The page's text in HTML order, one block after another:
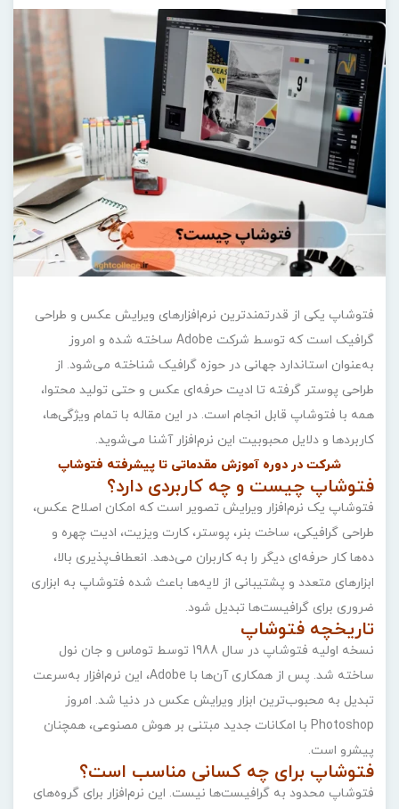
فتوشاپ یکی از قدرتمندترین نرم‌افزارهای ویرایش عکس و طراحی
گرافیک است که توسط شرکت Adobe ساخته شده و امروز
به‌عنوان استاندارد جهانی در حوزه‌ گرافیک شناخته می‌شود. از
طراحی پوستر گرفته تا ادیت حرفه‌ای عکس و حتی تولید محتوا،
همه با فتوشاپ قابل انجام است. در این مقاله با تمام ویژگی‌ها،
کاربردها و دلایل محبوبیت این نرم‌افزار آشنا می‌شوید.
شرکت در دوره آموزش مقدماتی تا پیشرفته فتوشاپ
فتوشاپ چیست و چه کاربردی دارد؟
فتوشاپ یک نرم‌افزار ویرایش تصویر است که امکان اصلاح عکس،
طراحی گرافیکی، ساخت بنر، پوستر، کارت ویزیت، ادیت چهره و
ده‌ها کار حرفه‌ای دیگر را به کاربران می‌دهد. انعطاف‌پذیری بالا،
ابزارهای متعدد و پشتیبانی از لایه‌ها باعث شده فتوشاپ به ابزاری
ضروری برای گرافیست‌ها تبدیل شود.
تاریخچه فتوشاپ
نسخه اولیه فتوشاپ در سال 1988 توسط توماس و جان نول
ساخته شد. پس از همکاری آن‌ها با Adobe، این نرم‌افزار به‌سرعت
تبدیل به محبوب‌ترین ابزار ویرایش عکس در دنیا شد. امروز
Photoshop با امکانات جدید مبتنی بر هوش مصنوعی، همچنان
پیشرو است.
فتوشاپ برای چه کسانی مناسب است؟
فتوشاپ محدود به گرافیست‌ها نیست. این نرم‌افزار برای گروه‌های